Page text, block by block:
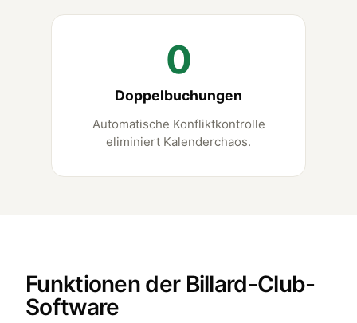
0
Doppelbuchungen
Automatische Konfliktkontrolle
eliminiert Kalenderchaos.
Funktionen der Billard-Club-
Software